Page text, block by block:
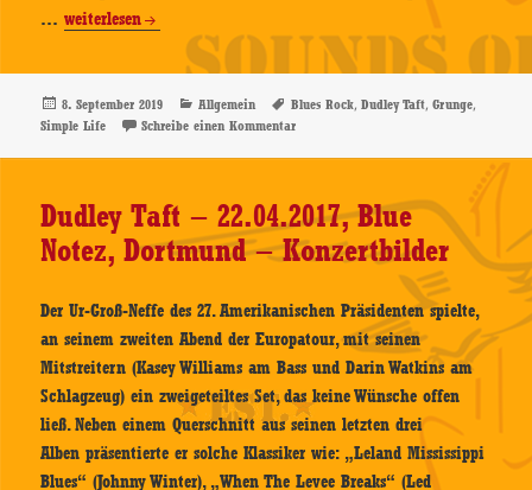
…Dudley
–
Simple
Life
–
Review
weiterlesen
Veröffentlicht
am
8. September 2019 Kategorien
Allgemein Schlagwörter
Blues Rock,Dudley Taft,Grunge,
Simple Life Schreibe einen Kommentarzu Dudley Taft – Simple Life – CD-
Dudley Taft – 22.04.2017, Blue
Notez, Dortmund – Konzertbilder
Der Ur-Groß-Neffe des 27. Amerikanischen Präsidenten spielte,
an seinem zweiten Abend der Europatour, mit seinen
Mitstreitern (Kasey Williams am Bass und Darin Watkins am
Schlagzeug) ein zweigeteiltes Set, das keine Wünsche offen
ließ. Neben einem Querschnitt aus seinen letzten drei
Alben präsentierte er solche Klassiker wie: „Leland Mississippi
Blues“ (Johnny Winter), „When The Levee Breaks“ (Led